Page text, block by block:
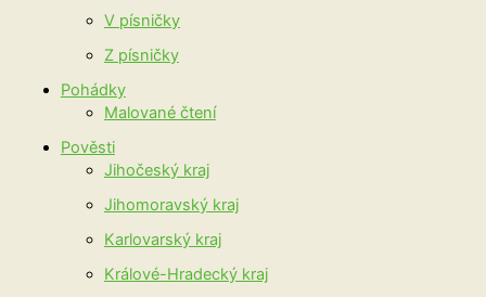
V písničky
Z písničky
Pohádky
Malované čtení
Pověsti
Jihočeský kraj
Jihomoravský kraj
Karlovarský kraj
Králové-Hradecký kraj